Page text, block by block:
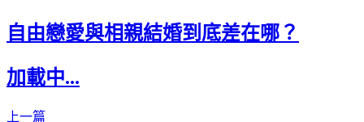
自由戀愛與相親結婚到底差在哪？
加載中...
上一篇